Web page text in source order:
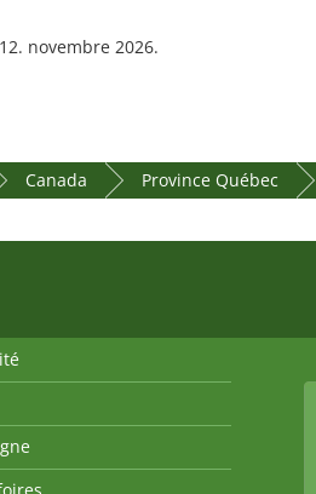
novembre 2026.
Canada Province Québec